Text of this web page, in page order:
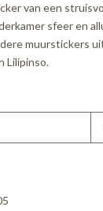
van een
sfeer en
muurstickers
Lilipinso.